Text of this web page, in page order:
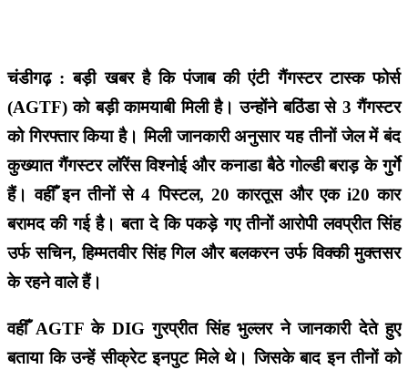
चंडीगढ़ : बड़ी खबर है कि पंजाब की एंटी गैंगस्टर टास्क फोर्स
(AGTF) को बड़ी कामयाबी मिली है। उन्होंने बठिंडा से 3 गैंगस्टर
को गिरफ्तार किया है। मिली जानकारी अनुसार यह तीनों जेल में बंद
कुख्यात गैंगस्टर लॉरेंस विश्नोई और कनाडा बैठे गोल्डी बराड़ के गुर्गे
हैं। वहीँ इन तीनों से 4 पिस्टल, 20 कारतूस और एक i20 कार
बरामद की गई है। बता दे कि पकड़े गए तीनों आरोपी लवप्रीत सिंह
उर्फ सचिन, हिम्मतवीर सिंह गिल और बलकरन उर्फ विक्की मुक्तसर
के रहने वाले हैं।
वहीँ AGTF के DIG गुरप्रीत सिंह भुल्लर ने जानकारी देते हुए
बताया कि उन्हें सीक्रेट इनपुट मिले थे। जिसके बाद इन तीनों को